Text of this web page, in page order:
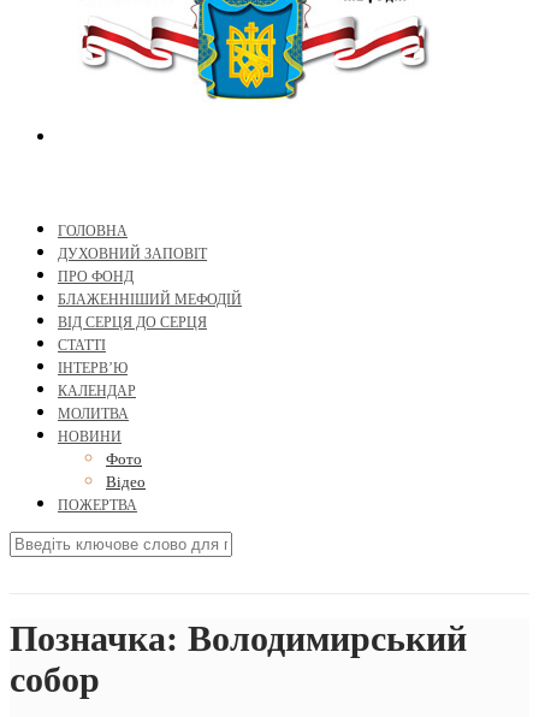
ГОЛОВНА
ДУХОВНИЙ ЗАПОВІТ
ПРО ФОНД
БЛАЖЕННІШИЙ МЕФОДІЙ
ВІД СЕРЦЯ ДО СЕРЦЯ
СТАТТІ
ІНТЕРВ’Ю
КАЛЕНДАР
МОЛИТВА
НОВИНИ
Фото
Відео
ПОЖЕРТВА
Позначка: Володимирський
собор